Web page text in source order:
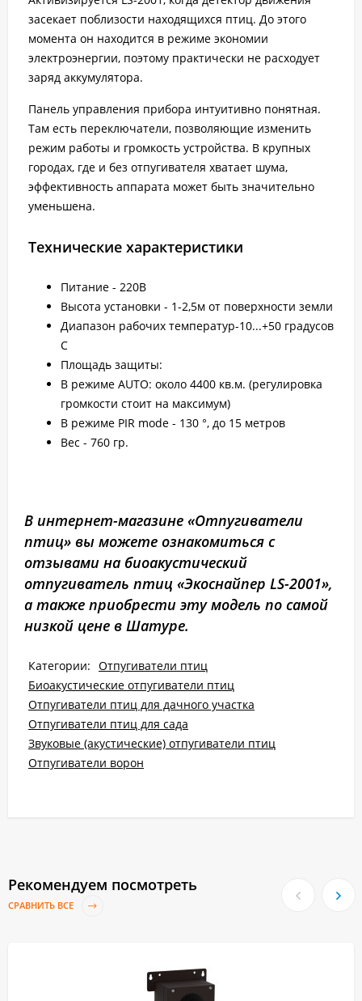
засекает поблизости находящихся птиц. До этого
момента он находится в режиме экономии
электроэнергии, поэтому практически не расходует
заряд аккумулятора.
Панель управления прибора интуитивно понятная.
Там есть переключатели, позволяющие изменить
режим работы и громкость устройства. В крупных
городах, где и без отпугивателя хватает шума,
эффективность аппарата может быть значительно
уменьшена.
Технические характеристики
Питание - 220В
Высота установки - 1-2,5м от поверхности земли
Диапазон рабочих температур-10...+50 градусов
C
Площадь защиты:
В режиме AUTO: около 4400 кв.м. (регулировка
громкости стоит на максимум)
В режиме PIR mode - 130 °, до 15 метров
Вес - 760 гр.
В интернет-магазине «Отпугиватели
птиц» вы можете ознакомиться с
отзывами на биоакустический
отпугиватель птиц «Экоснайпер LS-2001»,
а также приобрести эту модель по самой
низкой цене в Шатуре.
Категории: Отпугиватели птиц
Биоакустические отпугиватели птиц
Отпугиватели птиц для дачного участка
Отпугиватели птиц для сада
Звуковые (акустические) отпугиватели птиц
Отпугиватели ворон
Рекомендуем посмотреть
СРАВНИТЬ ВСЕ